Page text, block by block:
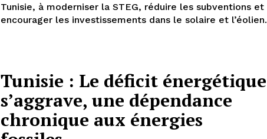
Tunisie, à moderniser la STEG, réduire les subventions et
encourager les investissements dans le solaire et l’éolien.
Tunisie : Le déficit énergétique
s’aggrave, une dépendance
chronique aux énergies